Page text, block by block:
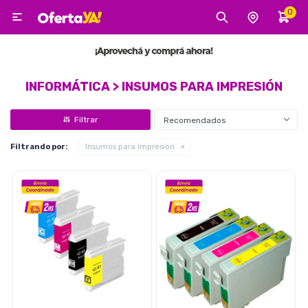
0

INFORMÁTICA > INSUMOS PARA IMPRESIÓN
Recomendados
Filtrando por: Insumos para impresión
MI CUENTA
Tecnología
Tv, Audio y Video
Gaming